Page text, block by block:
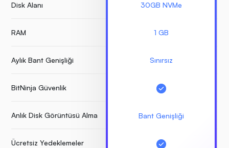
Disk Alanı
RAM
Aylık Bant Genişliği
BitNinja Güvenlik
Anlık Disk Görüntüsü Alma
Ücretsiz Yedeklemeler
30GB NVMe
1 GB
Sınırsız
Bant Genişliği